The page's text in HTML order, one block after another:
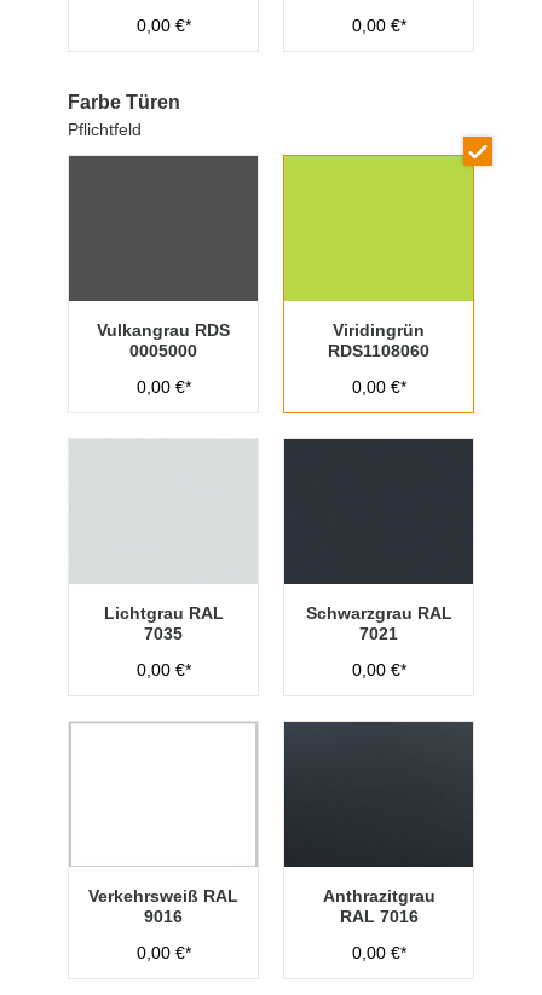
0,00 €*
0,00 €*
Farbe Türen
Pflichtfeld
Vulkangrau RDS
0005000
0,00 €*
Viridingrün
RDS1108060
0,00 €*
Lichtgrau RAL
7035
0,00 €*
Schwarzgrau RAL
7021
0,00 €*
Verkehrsweiß RAL
9016
0,00 €*
Anthrazitgrau
RAL 7016
0,00 €*